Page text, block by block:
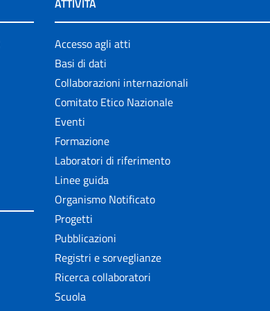
ATTIVITÀ
Accesso agli atti
Basi di dati
Collaborazioni internazionali
Comitato Etico Nazionale
Eventi
Formazione
Laboratori di riferimento
Linee guida
Organismo Notificato
Progetti
Pubblicazioni
Registri e sorveglianze
Ricerca collaboratori
Scuola